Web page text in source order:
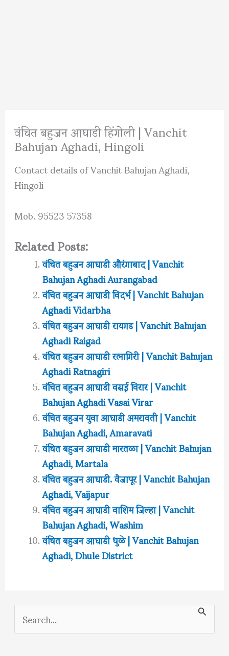
वंचित बहुजन आघाडी हिंगोली | Vanchit
Bahujan Aghadi, Hingoli
Contact details of Vanchit Bahujan Aghadi,
Hingoli
Mob. 95523 57358
Related Posts:
वंचित बहुजन आघाडी औरंगाबाद | Vanchit
Bahujan Aghadi Aurangabad
वंचित बहुजन आघाडी विदर्भ | Vanchit Bahujan
Aghadi Vidarbha
वंचित बहुजन आघाडी रायगड | Vanchit Bahujan
Aghadi Raigad
वंचित बहुजन आघाडी रत्नागिरी | Vanchit Bahujan
Aghadi Ratnagiri
वंचित बहुजन आघाडी वसई विरार | Vanchit
Bahujan Aghadi Vasai Virar
वंचित बहुजन युवा आघाडी अमरावती | Vanchit
Bahujan Aghadi, Amaravati
वंचित बहुजन आघाडी मारतळा | Vanchit Bahujan
Aghadi, Martala
वंचित बहुजन आघाडी. वैजापूर | Vanchit Bahujan
Aghadi, Vaijapur
वंचित बहुजन आघाडी वाशिम जिल्हा | Vanchit
Bahujan Aghadi, Washim
वंचित बहुजन आघाडी धुळे | Vanchit Bahujan
Aghadi, Dhule District
S
e